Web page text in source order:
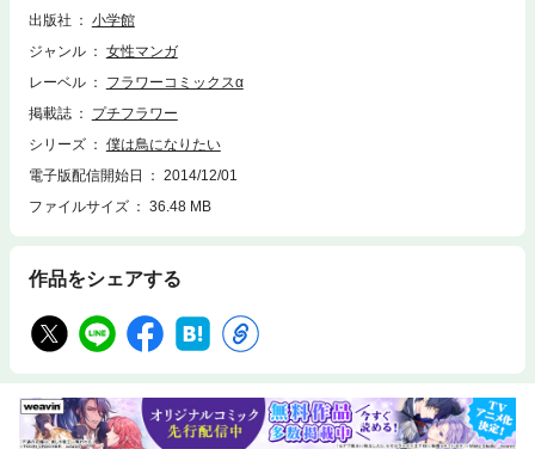
出版社
小学館
ジャンル
女性マンガ
レーベル
フラワーコミックスα
掲載誌
プチフラワー
シリーズ
僕は鳥になりたい
電子版配信開始日
2014/12/01
ファイルサイズ
36.48 MB
作品をシェアする